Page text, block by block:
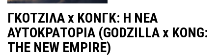
ΓΚΟΤΖΙΛΑ x ΚΟΝΓΚ: Η ΝΕΑ
ΑΥΤΟΚΡΑΤΟΡΙΑ (GODZILLA x KONG:
THE NEW EMPIRE)